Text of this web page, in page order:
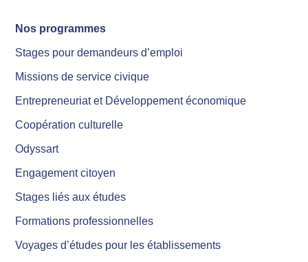
Nos programmes
Stages pour demandeurs d’emploi
Missions de service civique
Entrepreneuriat et Développement économique
Coopération culturelle
Odyssart
Engagement citoyen
Stages liés aux études
Formations professionnelles
Voyages d’études pour les établissements